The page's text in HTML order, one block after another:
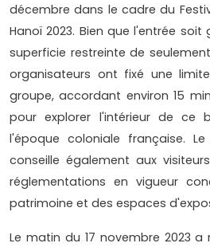
décembre dans le cadre du
Hanoï 2023. Bien que l'entrée
superficie restreinte de
organisateurs ont fixé une
groupe, accordant environ 15
pour explorer l'intérieur de ce
l'époque coloniale française.
conseille également aux
réglementations en vigueur
patrimoine et des espaces
Le matin du 17 novembre 2023